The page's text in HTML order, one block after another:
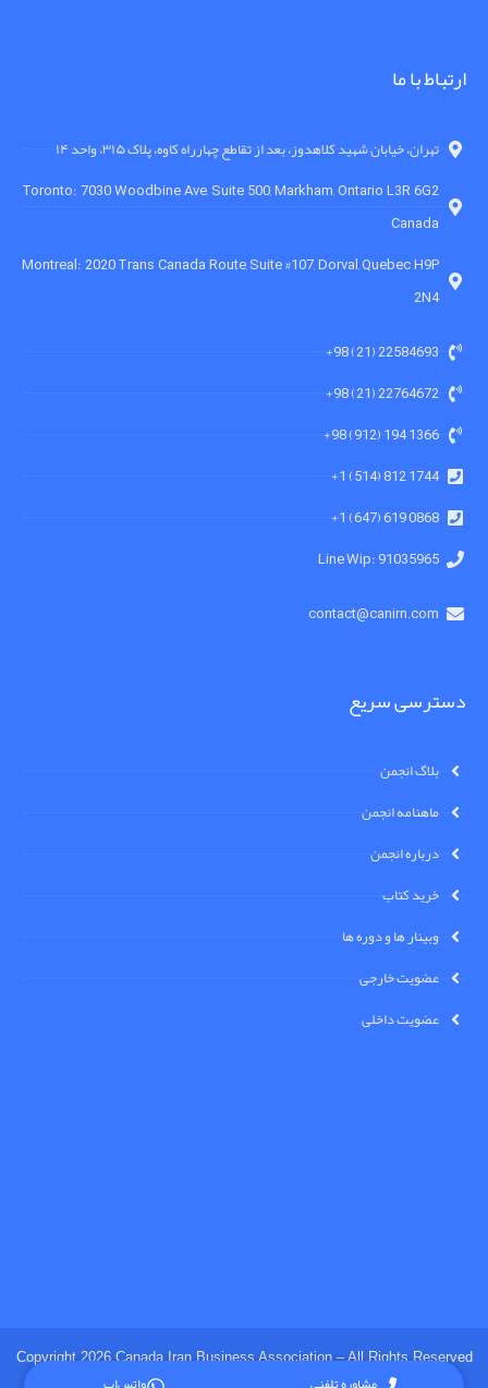
ارتباط با ما
تهران، خیابان شهید کلاهدوز، بعد از تقاطع چهارراه کاوه، پلاک ۳۱۵، واحد ۱۴
Toronto: 7030 Woodbine Ave, Suite 500, Markham, Ontario L3R 6G2
Canada
Montreal: 2020 Trans Canada Route, Suite #107, Dorval, Quebec H9P
2N4
22584693 (21) 98+
22764672 (21) 98+
1366 194 (912) 98+
1744 812 (514) 1+
0868 619 (647) 1+
91035965 :Line Wip
contact@canirn.com
دسترسی سریع
بلاگ انجمن
ماهنامه انجمن
درباره انجمن
خرید کتاب
وبینار ها و دوره ها
عضویت خارجی
عضویت داخلی
Copyright 2026 Canada Iran Business Association – All Rights Reserved